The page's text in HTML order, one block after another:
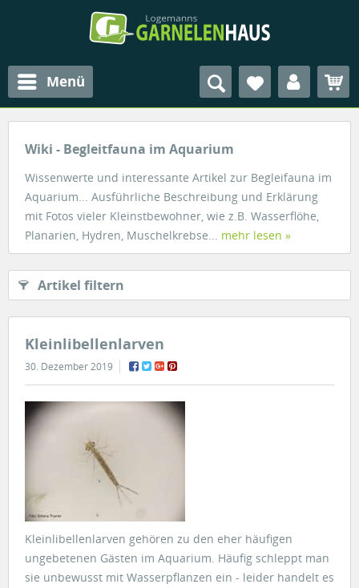
Menü
Wiki - Begleitfauna im Aquarium
Wissenwerte und interessante Artikel zur Begleifauna im
Aquarium... Ausführliche Beschreibung und Erklärung
mit Fotos vieler Kleinstbewohner, wie z.B. Wasserflöhe,
Planarien, Hydren, Muschelkrebse... mehr lesen »
Artikel filtern
Kleinlibellenlarven
30. Dezember 2019
Kleinlibellenlarven gehören zu den eher häufigen
ungebetenen Gästen im Aquarium. Häufig schleppt man
sie unbewusst mit Wasserpflanzen ein - leider handelt es